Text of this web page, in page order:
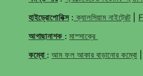
হাইড্রোপোনিক্স : ক্যালসিয়াম নাইট্রেট|
আগাছানাশক : মাস্সাক্রে
কম্বো :আম ফল আকার বাড়ানোর কম্বো